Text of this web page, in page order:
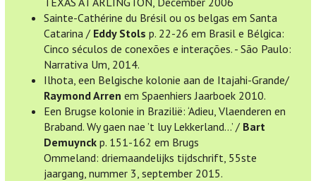
Sainte-Cathérine du Brésil ou os belgas em Santa
Catarina / Eddy Stols p. 22-26 em Brasil e Bélgica:
Cinco séculos de conexões e interações. - São Paulo:
Narrativa Um, 2014.
Ilhota, een Belgische kolonie aan de Itajahi-Grande/
Raymond Arren em Spaenhiers Jaarboek 2010.
Een Brugse kolonie in Brazilië: ‘Adieu, Vlaenderen en
Braband. Wy gaen nae ’t luy Lekkerland…’ / Bart
Demuynck p. 151-162 em Brugs
Ommeland: driemaandelijks tijdschrift, 55ste
jaargang, nummer 3, september 2015.